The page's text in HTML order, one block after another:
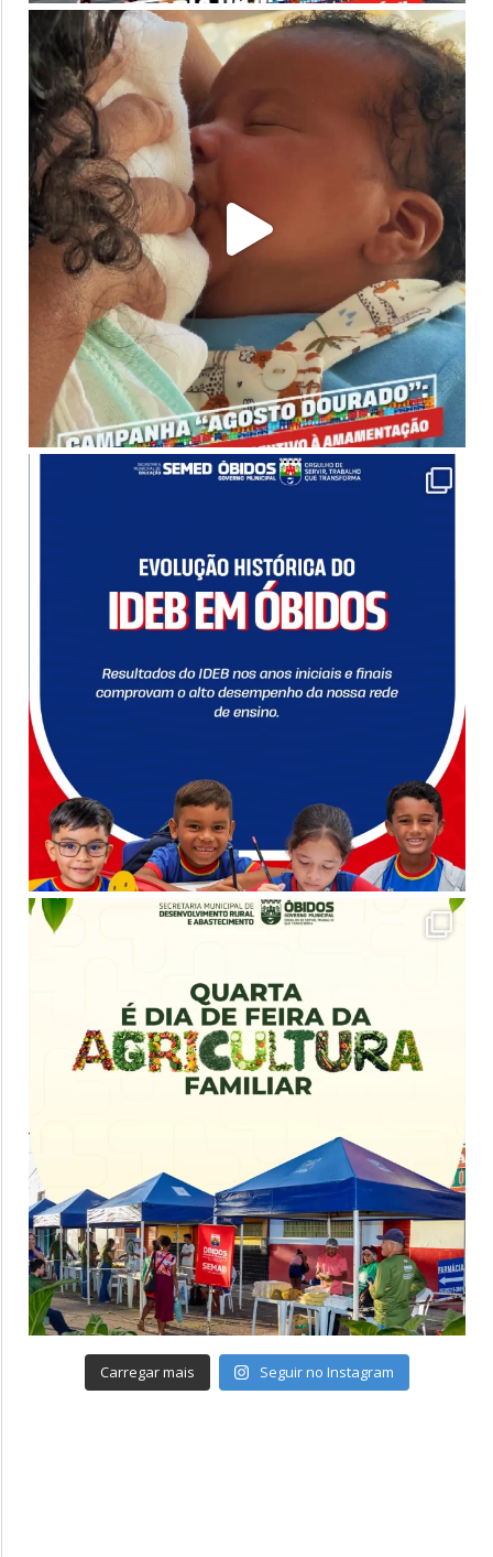
Carregar mais Seguir no Instagram